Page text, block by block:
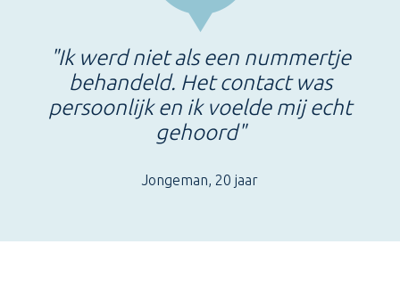
"Ik werd niet als een nummertje
behandeld. Het contact was
persoonlijk en ik voelde mij echt
gehoord"
Jongeman, 20 jaar